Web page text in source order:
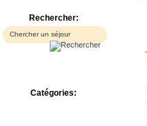
Rechercher:
Catégories: